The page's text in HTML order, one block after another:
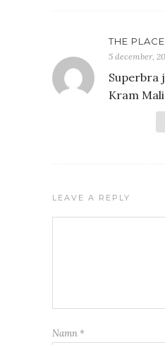
THE
5 december,
Superbra
Kram
LEAVE A REPLY
Namn *